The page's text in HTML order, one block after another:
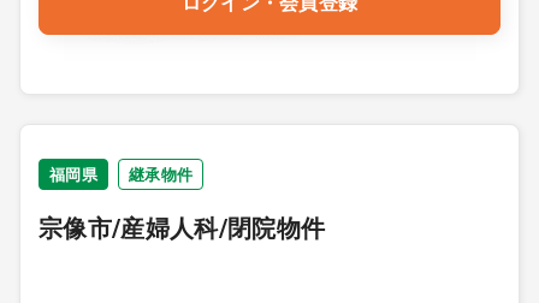
福岡県 継承物件
宗像市/産婦人科/閉院物件